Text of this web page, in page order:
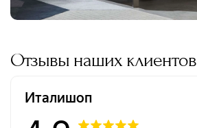
Отзывы наших клиентов